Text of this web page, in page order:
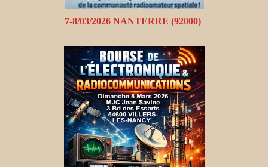
7-8/03/2026 NANTERRE (92000)